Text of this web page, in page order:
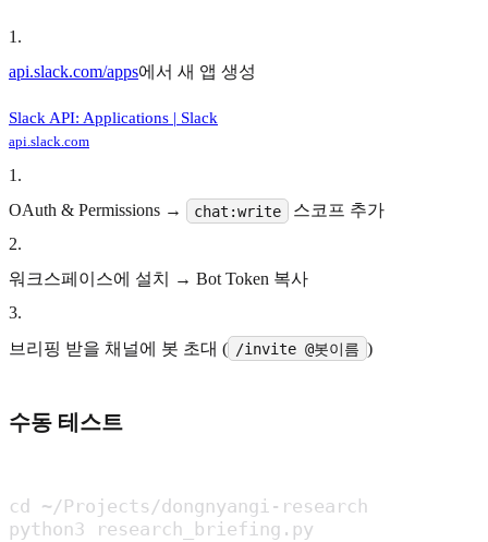
1 .
api.slack.com/apps에서 새 앱 생성
Slack API: Applications | Slack
api.slack.com
1 .
OAuth & Permissions →
chat:write
스코프 추가
2.
워크스페이스에 설치 → Bot Token 복사
3.
브리핑 받을 채널에 봇 초대 ( /invite @봇이름 )
수동 테스트
cd ~/Projects/dongnyangi-research
python3 research_briefing.py